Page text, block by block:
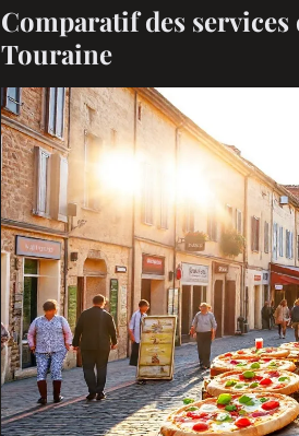
Comparatif des
Touraine